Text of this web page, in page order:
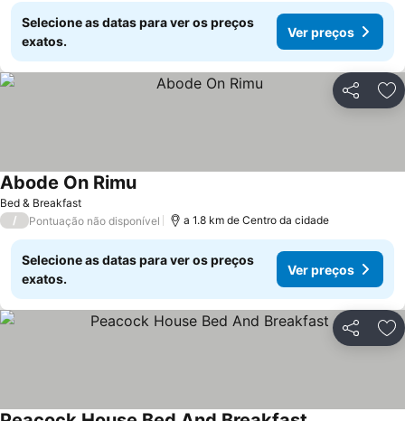
Selecione as datas para ver os preços
exatos.
Ver preços
Partilhar
Bed & Breakfast
Abode On Rimu
/ Pontuação não disponível a 1.8 km de Centro da cidade
Selecione as datas para ver os preços
exatos.
Ver preços
Partilhar